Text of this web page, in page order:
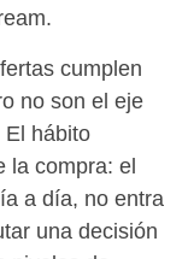
cumplen
no son el eje
hábito
la compra: el
a día, no entra
una decisión